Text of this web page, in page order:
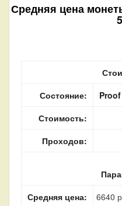
Средняя цена
Состояние:
Proof
Стоимость:
Проходов:
Средняя цена:
6640